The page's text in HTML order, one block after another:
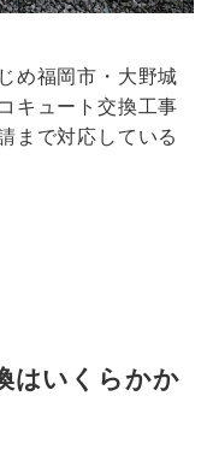
め福岡市・大野城
キュート交換工事
まで対応している
はいくらかか